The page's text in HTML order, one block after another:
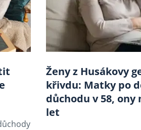
Ženy z Husákovy
křivdu: Matky po
důchodu v 58, ony
let